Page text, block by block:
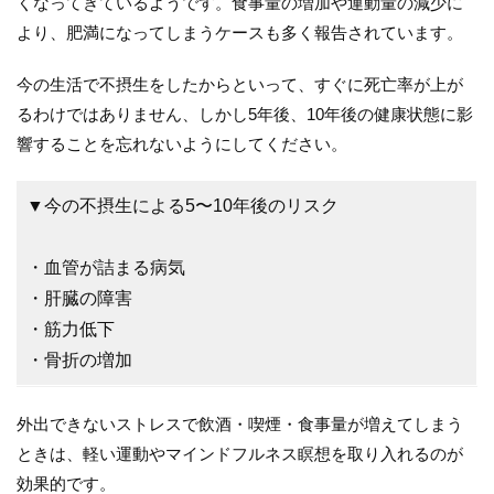
より、肥満になってしまうケースも多く報告されています。
今の生活で不摂生をしたからといって、すぐに死亡率が上が
るわけではありません、しかし5年後、10年後の健康状態に影
響することを忘れないようにしてください。
▼今の不摂生による5〜10年後のリスク
・血管が詰まる病気
・肝臓の障害
・筋力低下
・骨折の増加
外出できないストレスで飲酒・喫煙・食事量が増えてしまう
ときは、軽い運動やマインドフルネス瞑想を取り入れるのが
効果的です。